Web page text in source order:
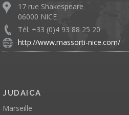
17 rue Shakespeare
06000 NICE
Tél. +33 (0)4 93 88 25 20
http://www.massorti-nice.com/
JUDAICA
Marseille